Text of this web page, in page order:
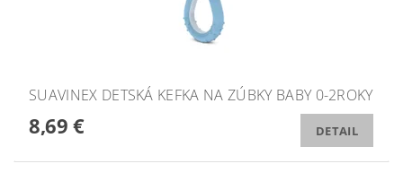
SUAVINEX DETSKÁ KEFKA NA ZÚBKY BABY 0-2ROKY
8,69 € DETAIL